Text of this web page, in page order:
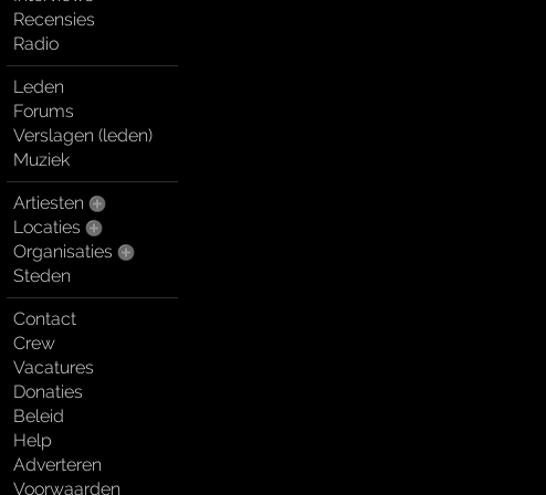
Recensies
Radio
Leden
Forums
Verslagen (leden)
Muziek
Artiesten
Locaties
Organisaties
Steden
Contact
Crew
Vacatures
Donaties
Beleid
Help
Adverteren
Voorwaarden